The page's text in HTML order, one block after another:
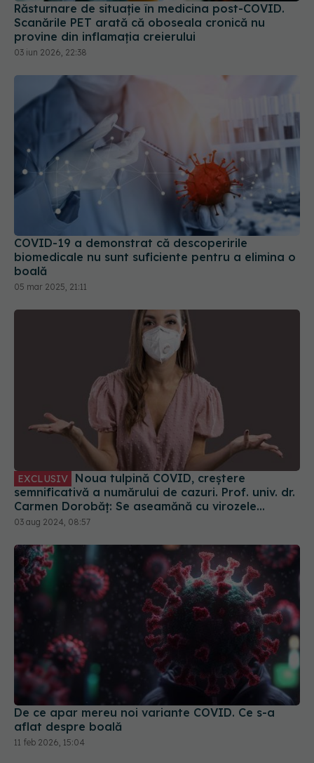
Răsturnare de situație în medicina post-COVID.
Scanările PET arată că oboseala cronică nu
provine din inflamația creierului
03 iun 2026, 22:38
COVID-19 a demonstrat că descoperirile
biomedicale nu sunt suficiente pentru a elimina o
boală
05 mar 2025, 21:11
EXCLUSIV
semnificativă a numărului de cazuri. Prof. univ. dr.
Carmen Dorobăț: Se aseamănă cu virozele
respiratorii. Nu necesită tratament simptomatic
03 aug 2024, 08:57
De ce apar mereu noi variante COVID. Ce s-a
aflat despre boală
11 feb 2026, 15:04